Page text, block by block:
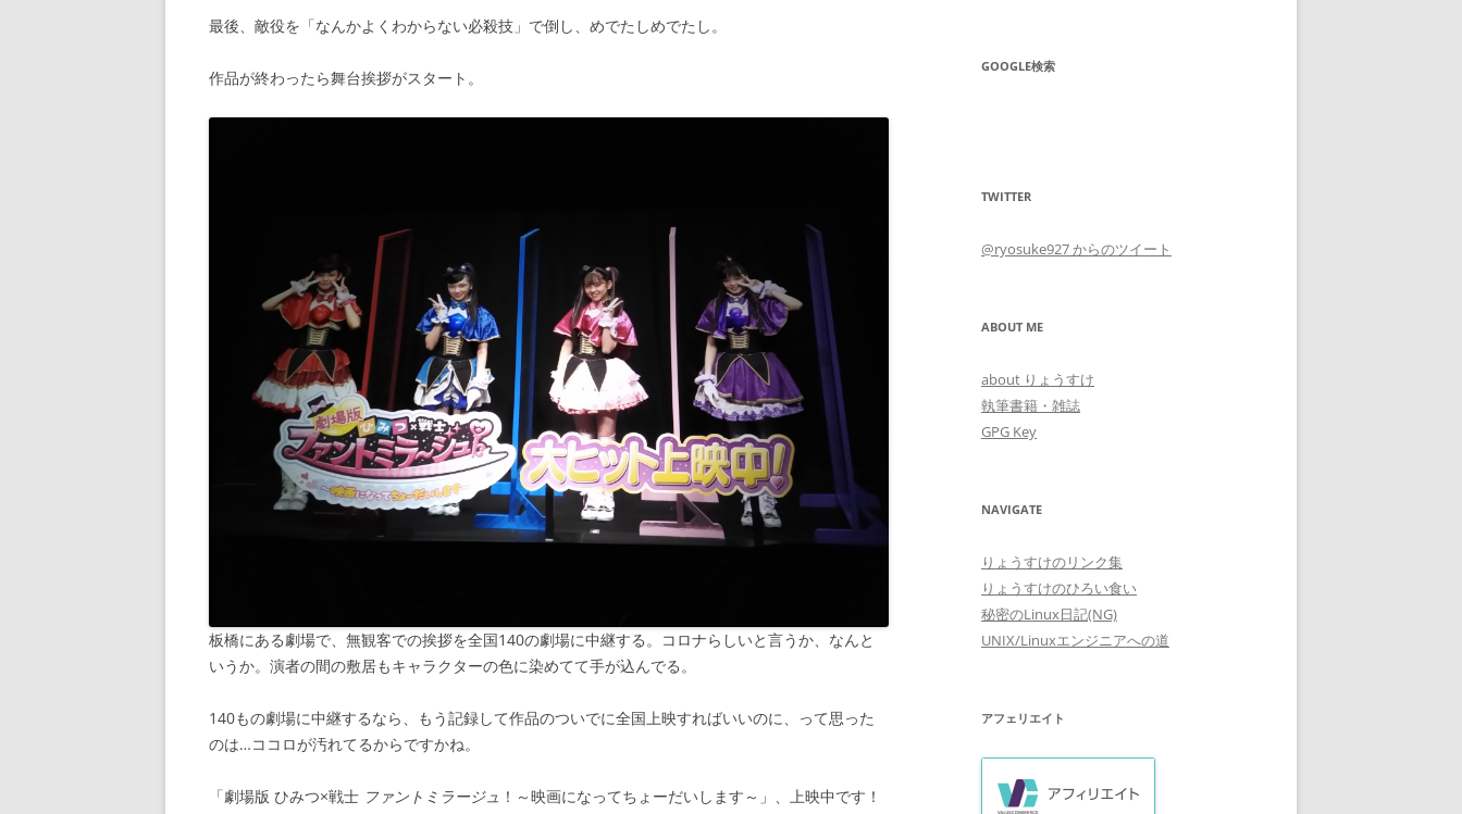
最後、敵役を「なんかよくわからない必殺技」で倒し、めでたしめでたし。
作品が終わったら舞台挨拶がスタート。
板橋にある劇場で、無観客での挨拶を全国140の劇場に中継する。コロナらしいと言うか、なんと
いうか。演者の間の敷居もキャラクターの色に染めてて手が込んでる。
140もの劇場に中継するなら、もう記録して作品のついでに全国上映すればいいのに、って思った
のは…ココロが汚れてるからですかね。
「劇場版 ひみつ×戦士 ファントミラージュ ！～映画になってちょーだいします～」、上映中です！
GOOGLE検索
TWITTER
@ryosuke927 からのツイート
ABOUT ME
about りょうすけ
執筆書籍・雑誌
GPG Key
NAVIGATE
りょうすけのリンク集
りょうすけのひろい食い
秘密のLinux日記(NG)
UNIX/Linuxエンジニアへの道
アフェリエイト